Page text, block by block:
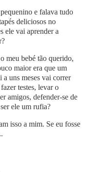
e falava tudo
deliciosos no
ele vai aprender a
meu bebé tão querido,
maior era que um
uns meses vai correr
testes, levar o
amigos, defender-se de
ele um rufia?
isso a mim. Se eu fosse